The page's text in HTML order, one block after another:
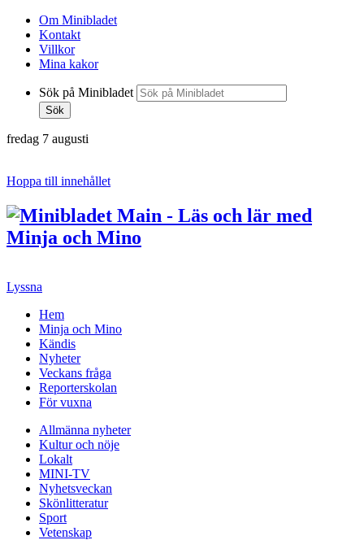
Om Minibladet
Kontakt
Villkor
Mina kakor
Sök på Minibladet
Sök
fredag 7 augusti
Hoppa till innehållet
Lyssna
Hem
Minja och Mino
Kändis
Nyheter
Veckans fråga
Reporterskolan
För vuxna
Allmänna nyheter
Kultur och nöje
Lokalt
MINI-TV
Nyhetsveckan
Skönlitteratur
Sport
Vetenskap